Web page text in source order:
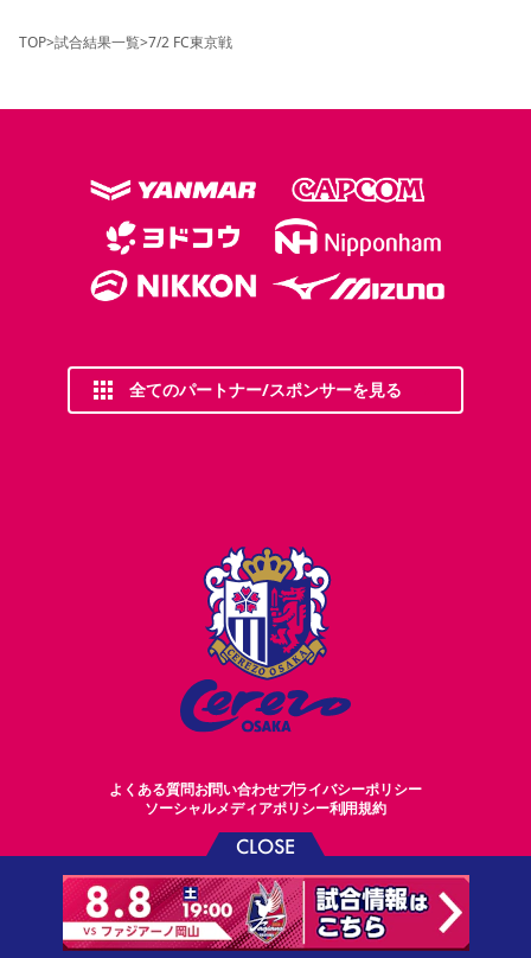
CLOSE
TOP>試合結果一覧>7/2 FC東京戦
全てのパートナー/スポンサーを見る
よくある質問お問い合わせプライバシーポリシー
ソーシャルメディアポリシー利用規約
©CEREZO OSAKA CO.,LTD.